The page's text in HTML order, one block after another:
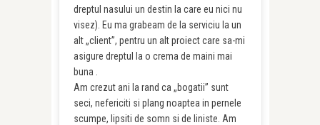
dreptul nasului un destin la care eu nici nu
visez). Eu ma grabeam de la serviciu la un
alt „client”, pentru un alt proiect care sa-mi
asigure dreptul la o crema de maini mai
buna .
Am crezut ani la rand ca „bogatii” sunt
seci, nefericiti si plang noaptea in pernele
scumpe, lipsiti de somn si de liniste. Am